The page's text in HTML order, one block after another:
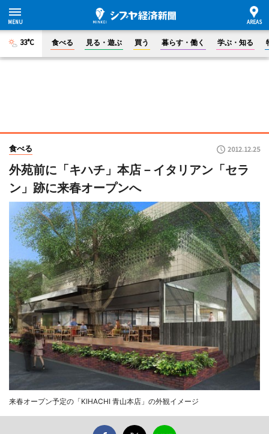
33°C 食べる 見る・遊ぶ 買う 暮らす・働く 学ぶ・知る
食べる 2012.12.25
外苑前に「キハチ」本店－イタリアン「セラ
ン」跡に来春オープンへ
来春オープン予定の「KIHACHI 青山本店」の外観イメージ